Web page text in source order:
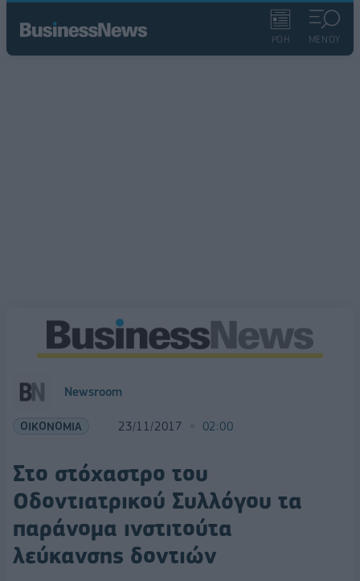
ΡΟΗ ΜΕΝΟΥ
Newsroom
ΟΙΚΟΝΟΜΙΑ 23/11/2017 02:00
Στο στόχαστρο του
Οδοντιατρικού Συλλόγου τα
παράνομα ινστιτούτα
λεύκανσης δοντιών